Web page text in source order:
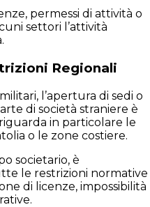
permessi di attività o
settori l’attività
Regionali
l’apertura di sedi o
di società straniere è
in particolare le
o le zone costiere.
societario, è
le restrizioni normative
di licenze, impossibilità